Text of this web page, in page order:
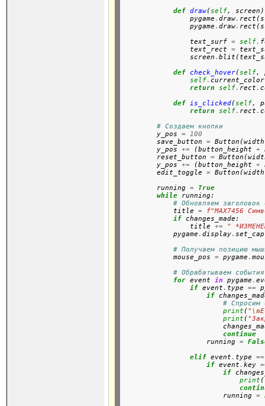
def draw(self,
                pygame
.draw.
                pygame
.draw.
                text_surf
= self.
                text_rect
=
                screen
.
def check_hover(self,
self.
return
self. rect .
def is_clicked(self,
return
self. rect .
# Создаем кнопки
        y_pos
=
100
        save_button
=
        y_pos
+= (button_height +
        reset_button
=
        y_pos
+= (button_height +
        edit_toggle
=
        running
=
True
while running:
# Обновляем заголовок
            title
=
f"MAX7456
if changes_made:
                title
+=
"
            pygame
.display.
# Получаем позицию
            mouse_pos
= pygame .
# Обрабатываем события
for event in pygame .
if event . type ==
if
# Спросим
print (" \n
print (
continue
                    running
=
elif event . type ==
if event .key
if
print (
                        running
=